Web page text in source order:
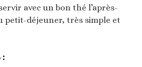
avec un bon thé l’après-
petit-déjeuner, très simple et